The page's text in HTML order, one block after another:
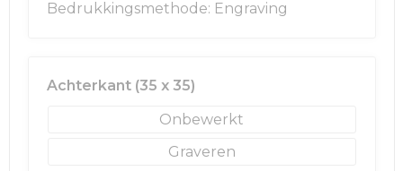
Bedrukkingsmethode: Engraving
Achterkant (35 x 35)
Onbewerkt
Graveren